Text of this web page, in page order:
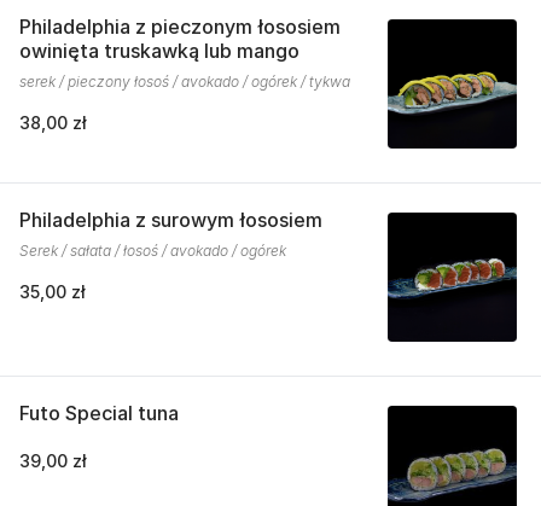
Philadelphia z pieczonym łososiem
owinięta truskawką lub mango
serek / pieczony łosoś / avokado / ogórek / tykwa
38,00 zł
Philadelphia z surowym łososiem
Serek / sałata / łosoś / avokado / ogórek
35,00 zł
Futo Special tuna
39,00 zł